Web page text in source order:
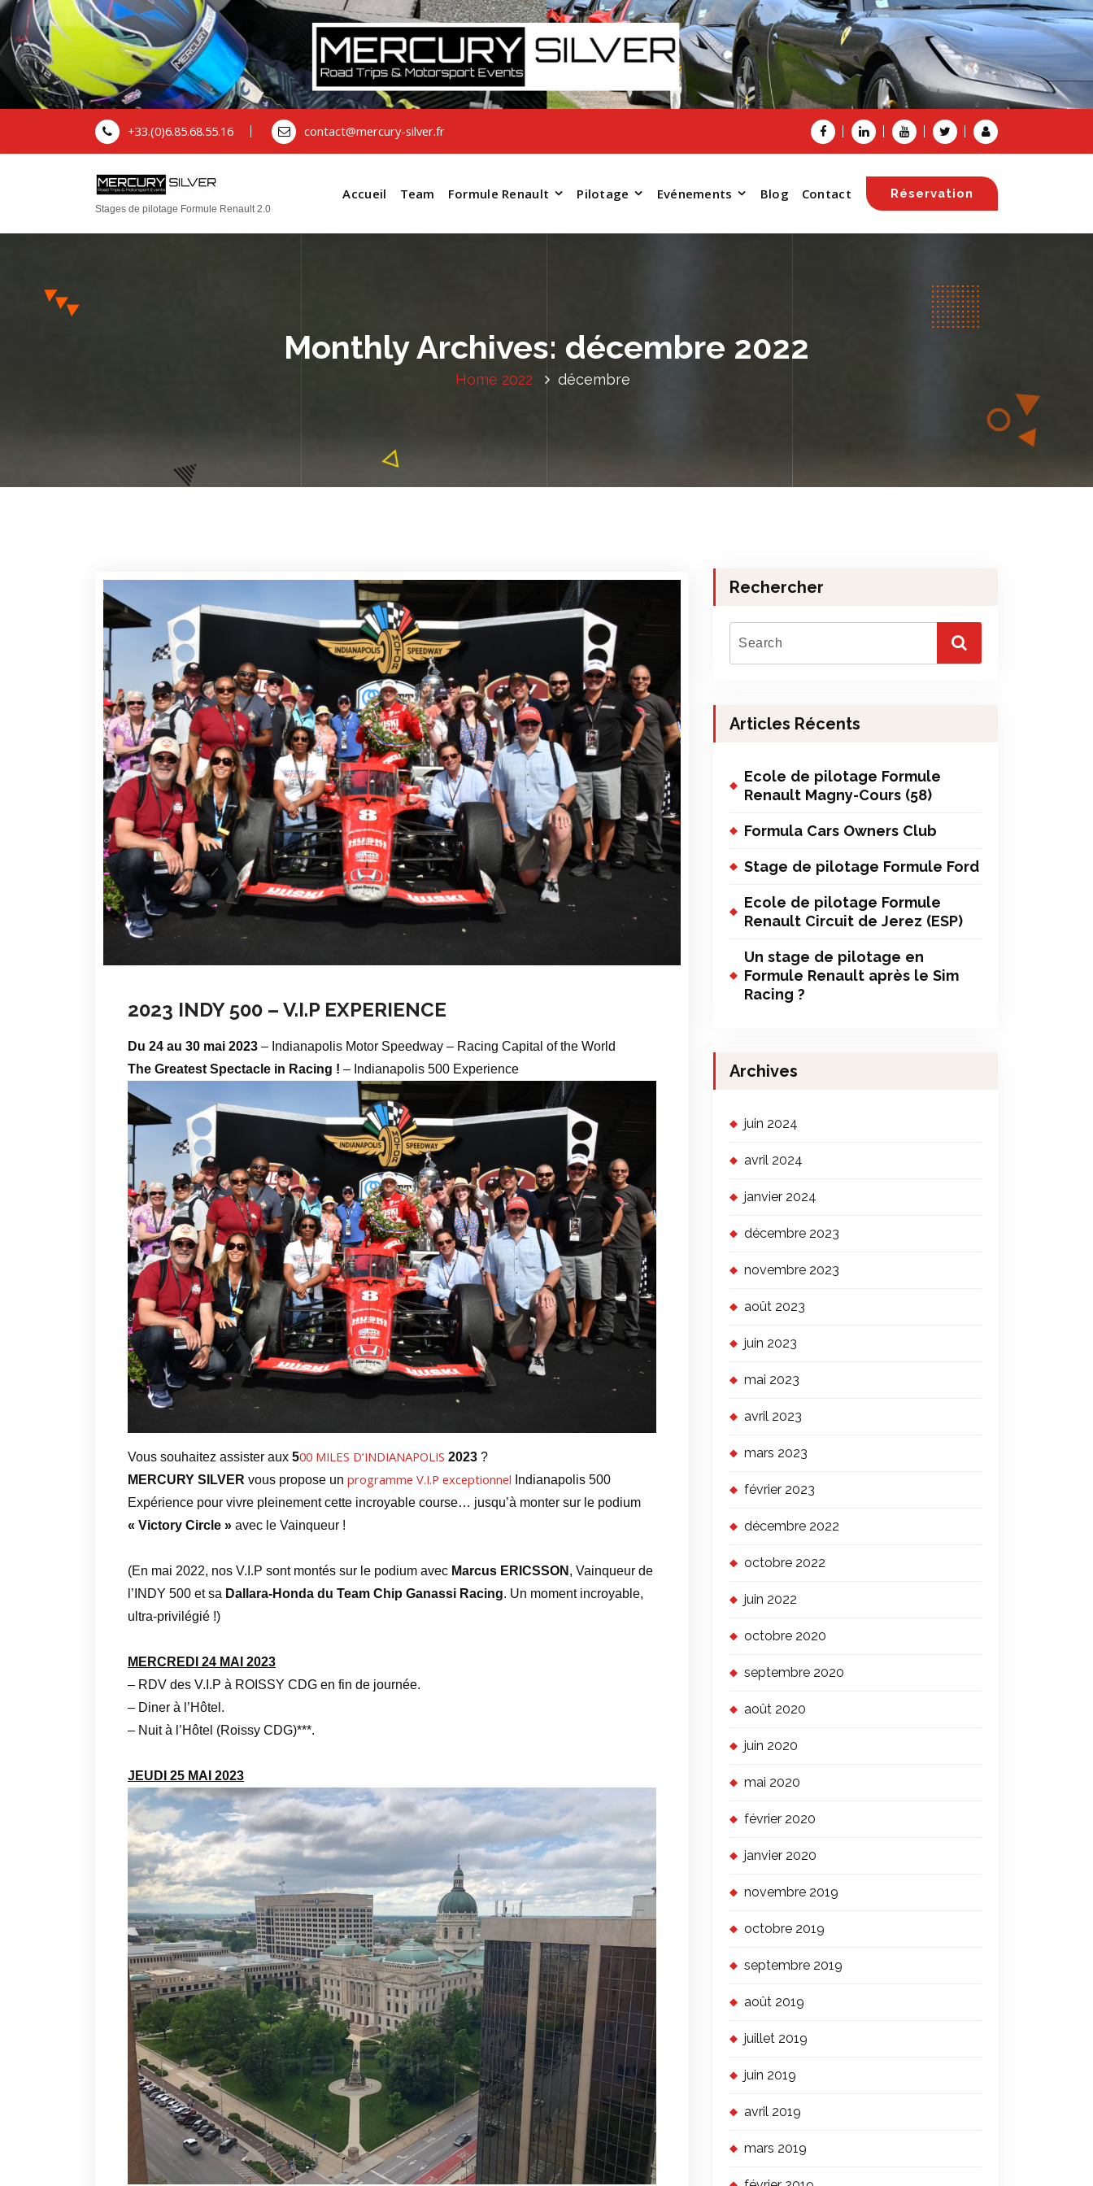
+33.(0)6.85.68.55.16 contact@mercury-silver.fr
Stages de pilotage Formule Renault 2.0
Accueil Team Formule Renault Pilotage Evénements Blog Contact Réservation
Monthly Archives: décembre 2022
Home 2022 décembre
2023 INDY 500 – V.I.P EXPERIENCE
Du 24 au 30 mai 2023 – Indianapolis Motor Speedway – Racing Capital of the World
The Greatest Spectacle in Racing ! – Indianapolis 500 Experience
Vous souhaitez assister aux 500 MILES D’INDIANAPOLIS 2023 ?
MERCURY SILVER vous propose un programme V.I.P exceptionnel Indianapolis 500
Expérience pour vivre pleinement cette incroyable course… jusqu’à monter sur le podium
« Victory Circle » avec le Vainqueur !
(En mai 2022, nos V.I.P sont montés sur le podium avec Marcus ERICSSON , Vainqueur de
l’INDY 500 et sa Dallara-Honda du Team Chip Ganassi Racing. Un moment incroyable,
ultra-privilégié !)
MERCREDI 24 MAI 2023
– RDV des V.I.P à ROISSY CDG en fin de journée.
– Diner à l’Hôtel.
– Nuit à l’Hôtel (Roissy CDG)***.
JEUDI 25 MAI 2023
Rechercher
Articles Récents
Ecole de pilotage Formule
Renault Magny-Cours (58)
Formula Cars Owners Club
Stage de pilotage Formule Ford
Ecole de pilotage Formule
Renault Circuit de Jerez (ESP)
Un stage de pilotage en
Formule Renault après le Sim
Racing ?
Archives
juin 2024
avril 2024
janvier 2024
décembre 2023
novembre 2023
août 2023
juin 2023
mai 2023
avril 2023
mars 2023
février 2023
décembre 2022
octobre 2022
juin 2022
octobre 2020
septembre 2020
août 2020
juin 2020
mai 2020
février 2020
janvier 2020
novembre 2019
octobre 2019
septembre 2019
août 2019
juillet 2019
juin 2019
avril 2019
mars 2019